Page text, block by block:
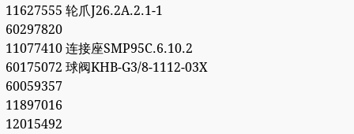
11627555 轮爪J26.2A.2.1-1
60297820
11077410 连接座SMP95C.6.10.2
60175072 球阀KHB-G3/8-1112-03X
60059357
11897016
12015492